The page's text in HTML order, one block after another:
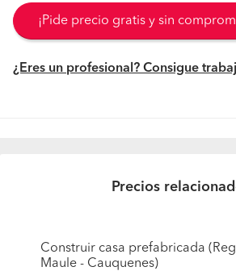
¡Pide precio gratis y sin
¿Eres un profesional? Consigue
Precios
Construir casa prefabricada
Maule - Cauquenes)